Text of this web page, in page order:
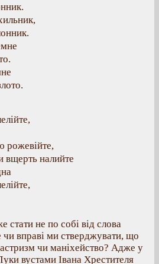
рожевійте,
вщерть налийте
стати не по собі від слова
чи вправі ми стверджувати, що
чи маніхейство? Адже у
вустами Івана Хрестителя